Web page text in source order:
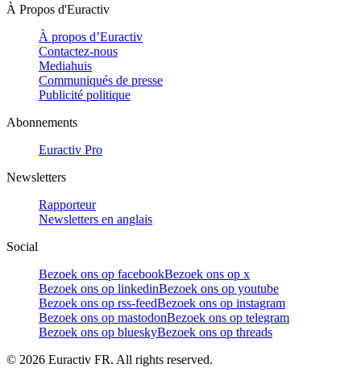
À Propos d'Euractiv
À propos d’Euractiv
Contactez-nous
Mediahuis
Communiqués de presse
Publicité politique
Abonnements
Euractiv Pro
Newsletters
Rapporteur
Newsletters en anglais
Social
Bezoek ons op facebookBezoek ons op x
Bezoek ons op linkedinBezoek ons op youtube
Bezoek ons op rss-feedBezoek ons op instagram
Bezoek ons op mastodonBezoek ons op telegram
Bezoek ons op blueskyBezoek ons op threads
© 2026 Euractiv FR. All rights reserved.